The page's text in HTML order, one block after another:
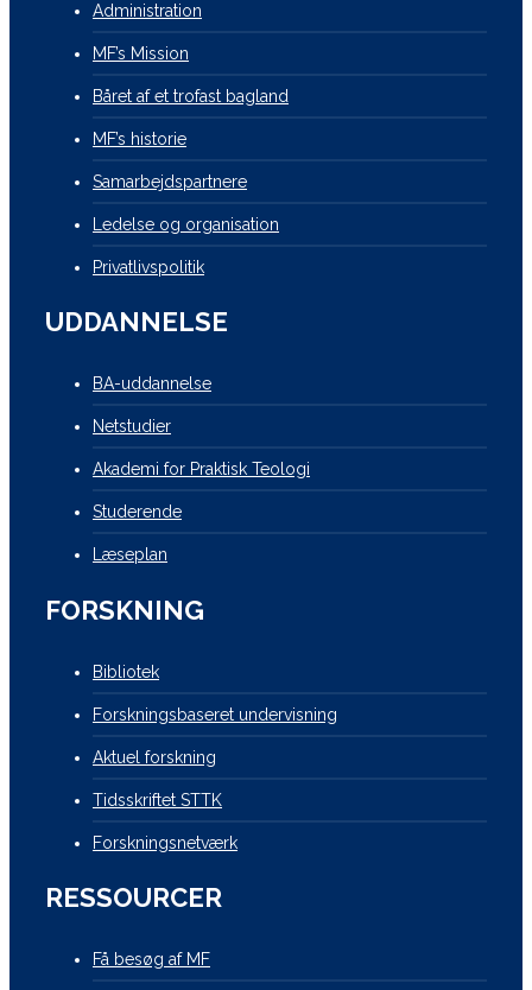
Administration
MF’s Mission
Båret af et trofast bagland
MF’s historie
Samarbejdspartnere
Ledelse og organisation
Privatlivspolitik
UDDANNELSE
BA-uddannelse
Netstudier
Akademi for Praktisk Teologi
Studerende
Læseplan
FORSKNING
Bibliotek
Forskningsbaseret undervisning
Aktuel forskning
Tidsskriftet STTK
Forskningsnetværk
RESSOURCER
Få besøg af MF